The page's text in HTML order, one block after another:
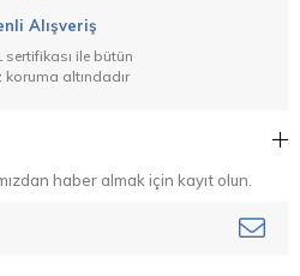
Alışveriş
sertifikası ile bütün
koruma altındadır
haber almak için kayıt olun.